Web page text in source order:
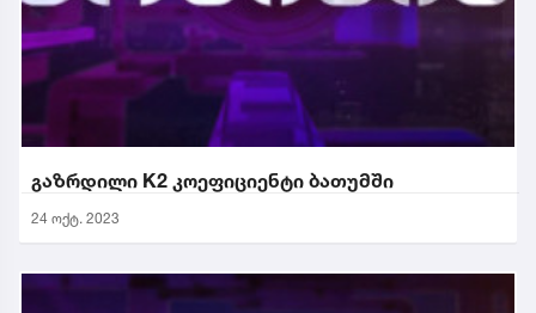
გაზრდილი K2 კოეფიციენტი ბათუმში
24 ოქტ. 2023